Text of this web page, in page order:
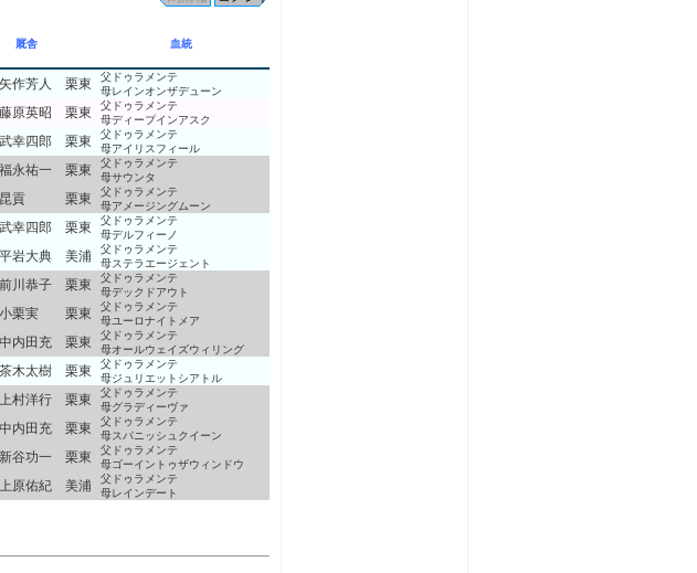
厩舎 血統
矢作芳人 栗東
父ドゥラメンテ
母レインオンザデューン
藤原英昭 栗東
父ドゥラメンテ
母ディープインアスク
武幸四郎 栗東
父ドゥラメンテ
母アイリスフィール
福永祐一 栗東
父ドゥラメンテ
母サウンタ
昆貢 栗東
父ドゥラメンテ
母アメージングムーン
武幸四郎 栗東
父ドゥラメンテ
母デルフィーノ
平岩大典 美浦
父ドゥラメンテ
母ステラエージェント
前川恭子 栗東
父ドゥラメンテ
母デックドアウト
小栗実 栗東
父ドゥラメンテ
母ユーロナイトメア
中内田充 栗東
父ドゥラメンテ
母オールウェイズウィリング
茶木太樹 栗東
父ドゥラメンテ
母ジュリエットシアトル
上村洋行 栗東
父ドゥラメンテ
母グラディーヴァ
中内田充 栗東
父ドゥラメンテ
母スパニッシュクイーン
新谷功一 栗東
父ドゥラメンテ
母ゴーイントゥザウィンドウ
上原佑紀 美浦
父ドゥラメンテ
母レインデート